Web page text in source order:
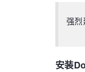
强
安装